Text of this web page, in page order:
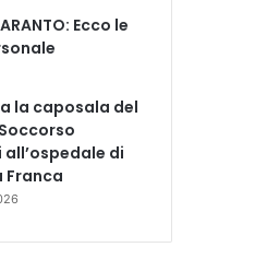
Ecco le
la caposala del
di
Franca